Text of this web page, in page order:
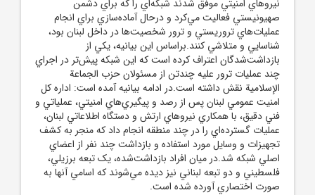
نيروهاي امنيتي موفق شدند شبکه‌اي را که براي دشمن
صهيونيستي فعاليت مي‌کرد و درحال آماده‌سازي براي انجام
عمليات‌هاي تروريستي و ترور شخصيت‌ها در داخل لبنان بود،
شناسايي و متلاشي کنند.براساس اين بيانيه، يکي از
بازداشت‌شدگان اعتراف کرده است که اين شبکه پيش‌تر در اجراي
چند عمليات ترور عليه چندتن از مسئولان حزب الجماعة
الإسلامية نقش داشته است.در ادامه بيانيه آمده است: اداره کل
امنيت عمومي لبنان پس از رصد و پيگيري‌هاي امنيتي، عملياتي و
فني دقيق، با همکاري نيروهاي ارتش و دستگاه اطلاعاتي لبنان،
عمليات گسترده‌اي را در چند منطقه انجام داد که منجر به کشف
تجهيزات و وسايل مورد استفاده و بازداشت چند نفر از اعضاي
اصلي شبکه شد.در ميان افراد بازداشت‌شده، يک تبعه برزيلي،
فلسطيني و دو تبعه لبناني نيز ديده مي‌شوند که اسامي آنها به
صورت اختصاري آورده شده است.